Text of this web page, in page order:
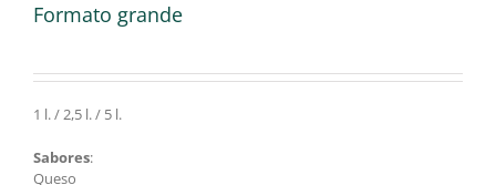
Formato grande
1 l. / 2,5 l. / 5 l.
Sabores:
Queso